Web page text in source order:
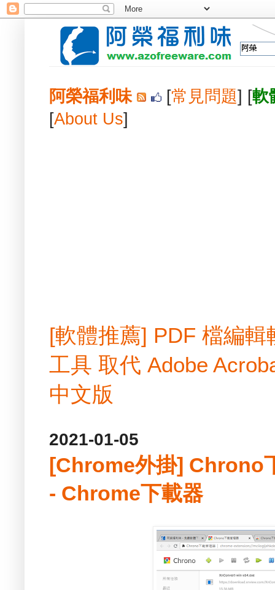
阿榮福利味 [常見問題] [軟
[About Us]
[軟體推薦] PDF 檔編
工具 取代 Adobe
中文版
2021-01-05
[Chrome外掛] Chrono
- Chrome下載器